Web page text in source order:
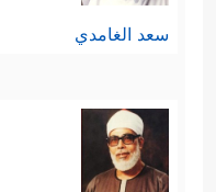
سعد الغامدي